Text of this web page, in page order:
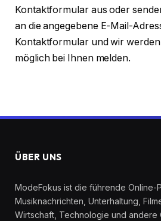
Kontaktformular aus oder
an die angegebene E-Mail-
Kontaktformular und wir
möglich bei Ihnen melden.
ÜBER UNS
ModeFokus ist die führende Online-
Musiknachrichten, Unterhaltung,
Wirtschaft, Technologie und andere